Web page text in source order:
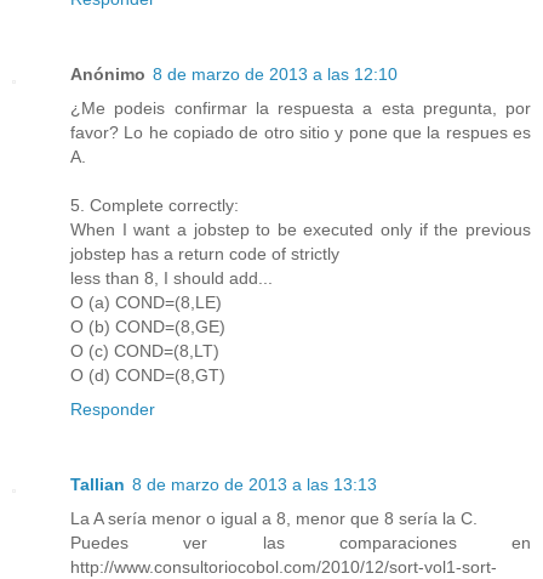
Anónimo 8 de marzo de 2013 a las 12:10
¿Me podeis confirmar la respuesta a esta pregunta, por
favor? Lo he copiado de otro sitio y pone que la respues es
A.
5. Complete correctly:
When I want a jobstep to be executed only if the previous
jobstep has a return code of strictly
less than 8, I should add...
O (a) COND=(8,LE)
O (b) COND=(8,GE)
O (c) COND=(8,LT)
O (d) COND=(8,GT)
Responder
Tallian 8 de marzo de 2013 a las 13:13
La A sería menor o igual a 8, menor que 8 sería la C.
Puedes ver las comparaciones en
http://www.consultoriocobol.com/2010/12/sort-vol1-sort-